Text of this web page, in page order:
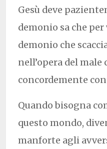
Gesù deve
demonio sa che
demonio che
nell’opera del male
concordemente
Quando bisogna
questo mondo,
manforte agli